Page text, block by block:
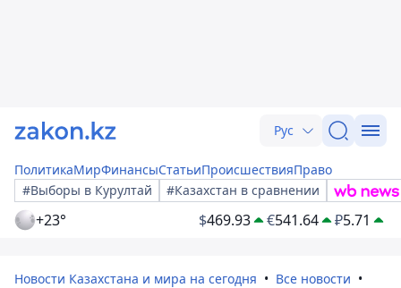
Рус
ПолитикаМирФинансыСтатьиПроисшествияПраво
#Выборы в Курултай
#Казахстан в сравнении
+23° $469.93 €541.64 ₽5.71
Новости Казахстана и мира на сегодня
Все новости